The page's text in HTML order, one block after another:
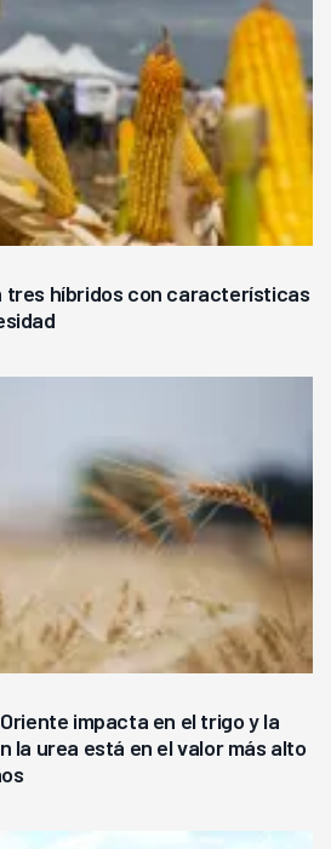
tres híbridos con características
impacta en el trigo y la
la urea está en el valor más alto